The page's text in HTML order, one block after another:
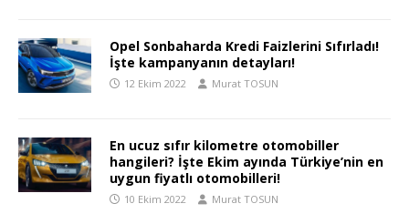
Opel Sonbaharda Kredi Faizlerini Sıfırladı!
İşte kampanyanın detayları!
12 Ekim 2022 Murat TOSUN
En ucuz sıfır kilometre otomobiller
hangileri? İşte Ekim ayında Türkiye’nin en
uygun fiyatlı otomobilleri!
10 Ekim 2022 Murat TOSUN